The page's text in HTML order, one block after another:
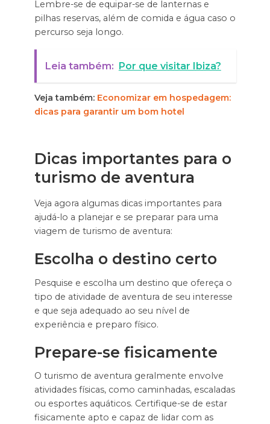
Lembre-se de equipar-se de lanternas e
pilhas reservas, além de comida e água caso o
percurso seja longo.
Leia também: Por que visitar Ibiza?
Veja também: Economizar em hospedagem:
dicas para garantir um bom hotel
Dicas importantes para o
turismo de aventura
Veja agora algumas dicas importantes para
ajudá-lo a planejar e se preparar para uma
viagem de turismo de aventura:
Escolha o destino certo
Pesquise e escolha um destino que ofereça o
tipo de atividade de aventura de seu interesse
e que seja adequado ao seu nível de
experiência e preparo físico.
Prepare-se fisicamente
O turismo de aventura geralmente envolve
atividades físicas, como caminhadas, escaladas
ou esportes aquáticos. Certifique-se de estar
fisicamente apto e capaz de lidar com as